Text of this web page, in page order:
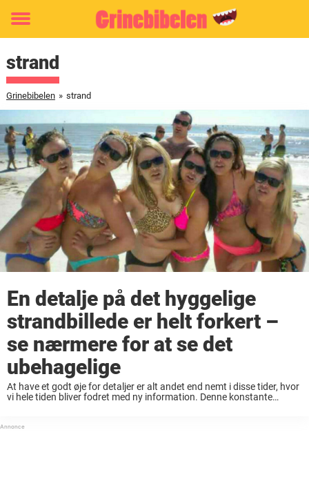
Toggle
strand
Grinebibelen » strand
En detalje på det hyggelige
strandbillede er helt forkert –
se nærmere for at se det
ubehagelige
At have et godt øje for detaljer er alt andet end nemt i disse tider, hvor
vi hele tiden bliver fodret med ny information. Denne konstante